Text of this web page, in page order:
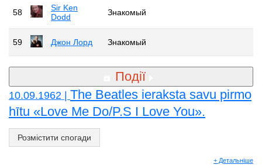
58
Sir Ken
Dodd
Знакомый
59 Джон Лорд Знакомый
Події
10.09.1962 | The Beatles ieraksta savu pirmo
hītu «Love Me Do/P.S I Love You».
Розмістити спогади
+ Детальніше